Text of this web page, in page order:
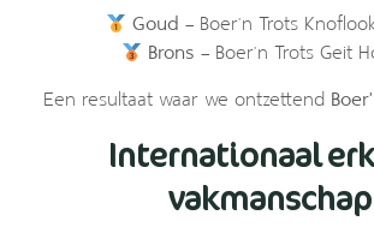
Goud – Boer’n Trots
Brons – Boer’n Trots Geit
Een resultaat waar we ontzettend
Internationaal
vakmanschap